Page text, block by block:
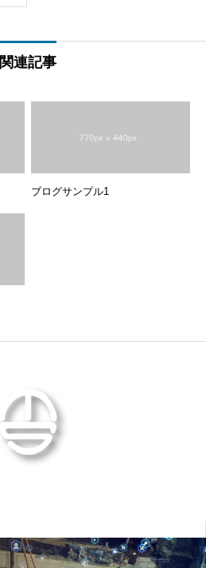
関連記事
ブログサンプル1